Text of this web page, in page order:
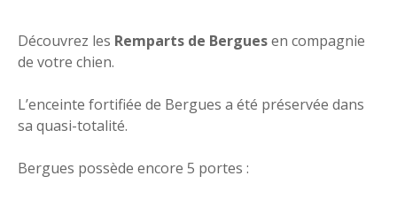
Découvrez les Remparts de Berguesen compagnie
de votre chien.
L’enceinte fortifiée de Bergues a été préservée dans
sa quasi-totalité.
Bergues possède encore 5 portes :